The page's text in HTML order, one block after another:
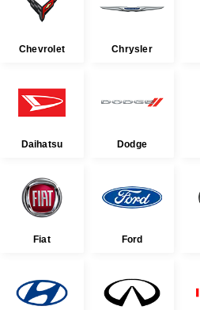
Chevrolet Chrysler
Daihatsu Dodge
Fiat Ford